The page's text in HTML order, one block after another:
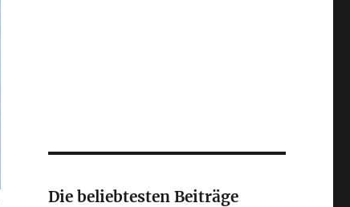
Die beliebtesten Beiträge